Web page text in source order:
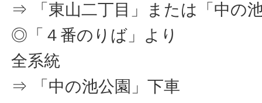
⇒ 「東山二丁目」または「中の
◎「４番のりば」より
全系統
⇒ 「中の池公園」下車